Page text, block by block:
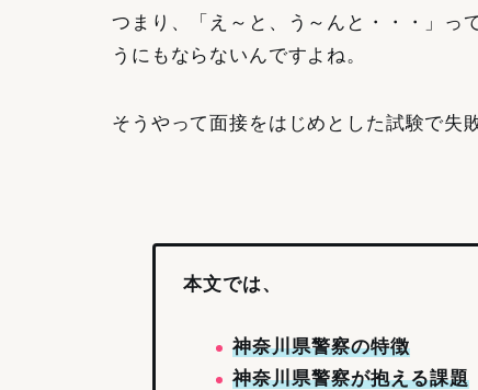
つまり、「え～と、う～んと・・・」っ
うにもならないんですよね。
そうやって面接をはじめとした試験で失
本文では、
神奈川県警察の特徴
神奈川県警察が抱える課題